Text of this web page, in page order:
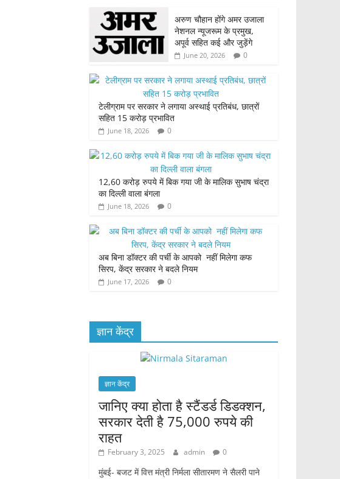
अरुण चौहान होंगे अमर उजाला
नेशनल न्यूजरूम के प्रमुख,
अपूर्व सहित कई और जुड़ेंगे
June 20, 2026 0
टेलीग्राम पर सरकार ने लगाया अस्थाई प्रतिबंध, छात्रों
सहित 15 करोड़ प्रभावित
June 18, 2026 0
12,60 करोड़ रुपये में बिक गया जी के मालिक सुभाष चंद्रा
का दिल्ली वाला बंगला
June 18, 2026 0
अब बिना डॉक्टर की पर्ची के आपको नहीं मिलेगा कफ
सिरप, केंद्र सरकार ने बदले नियम
June 17, 2026 0
ज्ञान केंद्र
ज्ञान केंद्र
जानिए क्या होता है स्टैंडर्ड डिडक्शन,
सरकार देती है 75,000 रुपये की
राहत
February 3, 2025 admin 0
मुंबई- बजट में वित्त मंत्री निर्मला सीतारमण ने सैलरी पाने